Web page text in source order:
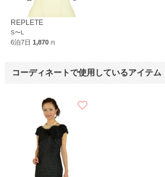
REPLETE
S〜L
6泊7日 1,870 円
コーディネートで使用しているアイテム